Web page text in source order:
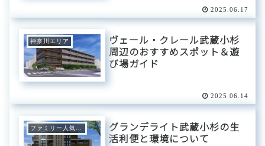
2025.06.17
神奈川エリア
ヴェール・クレール武蔵小杉
周辺のおすすめスポット＆遊
び場ガイド
2025.06.14
グランデライト武蔵小杉の生
活利便と環境について